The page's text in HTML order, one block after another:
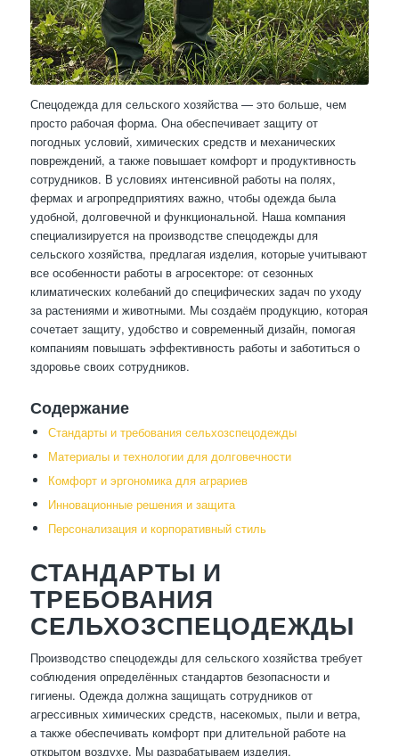
Спецодежда для сельского хозяйства — это больше, чем
просто рабочая форма. Она обеспечивает защиту от
погодных условий, химических средств и механических
повреждений, а также повышает комфорт и продуктивность
сотрудников. В условиях интенсивной работы на полях,
фермах и агропредприятиях важно, чтобы одежда была
удобной, долговечной и функциональной. Наша компания
специализируется на производстве спецодежды для
сельского хозяйства, предлагая изделия, которые учитывают
все особенности работы в агросекторе: от сезонных
климатических колебаний до специфических задач по уходу
за растениями и животными. Мы создаём продукцию, которая
сочетает защиту, удобство и современный дизайн, помогая
компаниям повышать эффективность работы и заботиться о
здоровье своих сотрудников.
Содержание
Стандарты и требования сельхозспецодежды
Материалы и технологии для долговечности
Комфорт и эргономика для аграриев
Инновационные решения и защита
Персонализация и корпоративный стиль
СТАНДАРТЫ И
ТРЕБОВАНИЯ
СЕЛЬХОЗСПЕЦОДЕЖДЫ
Производство спецодежды для сельского хозяйства требует
соблюдения определённых стандартов безопасности и
гигиены. Одежда должна защищать сотрудников от
агрессивных химических средств, насекомых, пыли и ветра,
а также обеспечивать комфорт при длительной работе на
открытом воздухе. Мы разрабатываем изделия,